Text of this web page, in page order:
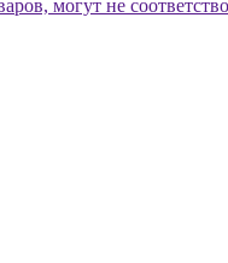
могут не